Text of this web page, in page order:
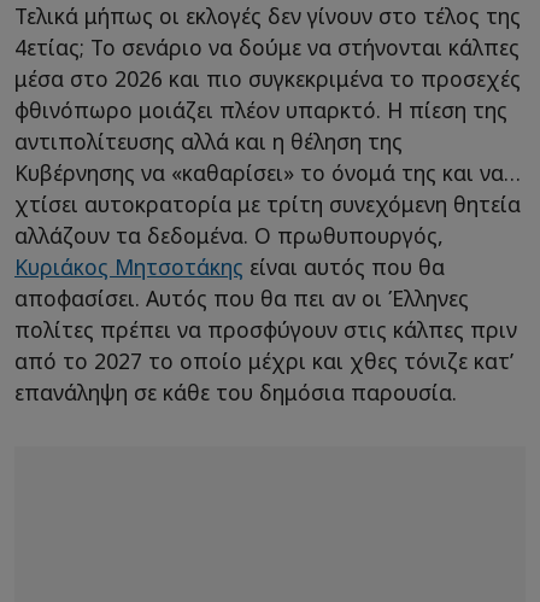
Τελικά μήπως οι εκλογές δεν γίνουν στο τέλος της
4ετίας; Το σενάριο να δούμε να στήνονται κάλπες
μέσα στο 2026 και πιο συγκεκριμένα το προσεχές
φθινόπωρο μοιάζει πλέον υπαρκτό. Η πίεση της
αντιπολίτευσης αλλά και η θέληση της
Κυβέρνησης να «καθαρίσει» το όνομά της και να…
χτίσει αυτοκρατορία με τρίτη συνεχόμενη θητεία
αλλάζουν τα δεδομένα. Ο πρωθυπουργός,
Κυριάκος Μητσοτάκης είναι αυτός που θα
αποφασίσει. Αυτός που θα πει αν οι Έλληνες
πολίτες πρέπει να προσφύγουν στις κάλπες πριν
από το 2027 το οποίο μέχρι και χθες τόνιζε κατ’
επανάληψη σε κάθε του δημόσια παρουσία.